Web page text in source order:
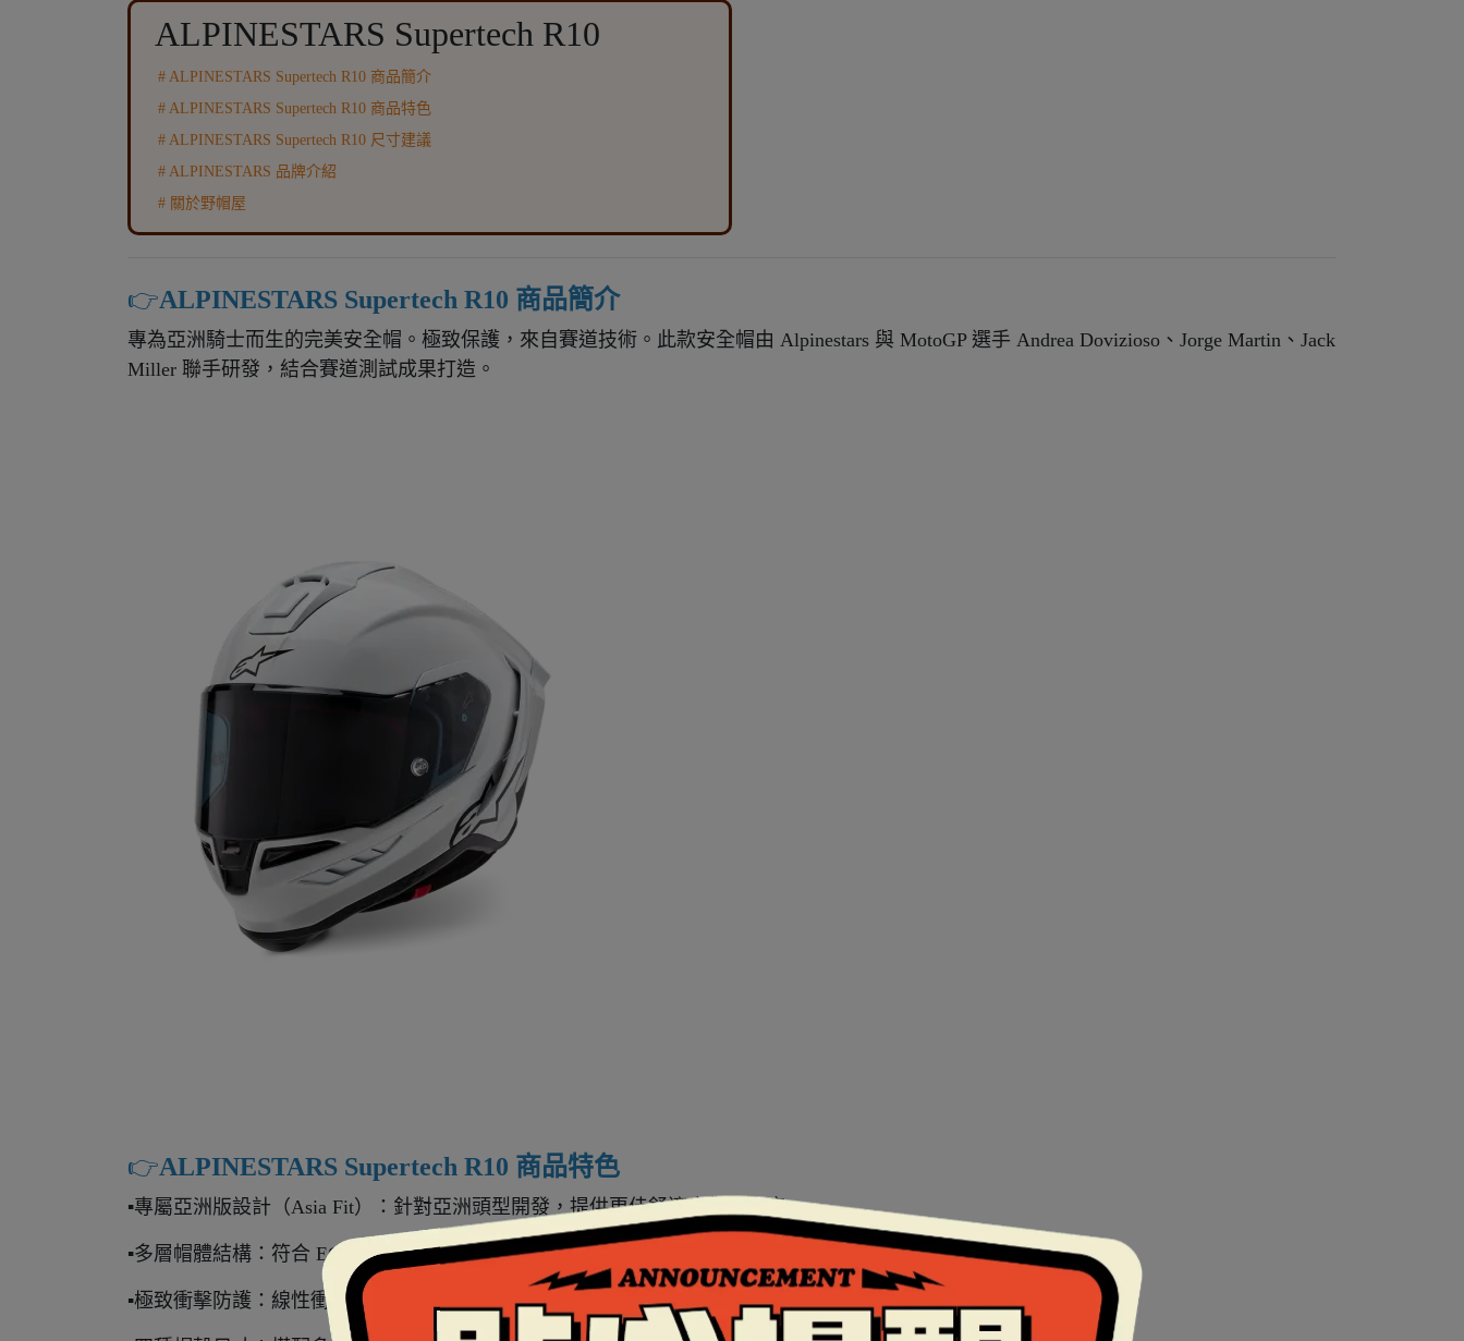
ALPINESTARS Supertech R10
# ALPINESTARS Supertech R10 商品簡介
# ALPINESTARS Supertech R10 商品特色
# ALPINESTARS Supertech R10 尺寸建議
# ALPINESTARS 品牌介紹
# 關於野帽屋
👉️ALPINESTARS Supertech R10 商品簡介
專為亞洲騎士而生的完美安全帽。極致保護，來自賽道技術。 此款安全帽由 Alpinestars 與 MotoGP 選手 Andrea Dovizioso、Jorge Martin、Jack
Miller 聯手研發，結合賽道測試成果打造。
👉️ALPINESTARS Supertech R10 商品特色
▪️專屬亞洲版設計（Asia Fit）：針對亞洲頭型開發，提供更佳舒適度與貼合度。
▪️多層帽體結構：符合 ECE 22.06、DOT、FIM 標準，採用碳纖維、芳綸纖維與玻璃纖維複合材料。
▪️極致衝擊防護：線性衝擊超出標準 37%，旋轉與傾斜衝擊超出 65%。